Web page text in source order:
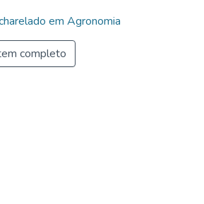
em Agronomia
completo